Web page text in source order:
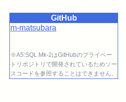
GitHub
m-matsubara
※A5:SQL Mk-2はGitHubのプライベー
トリポジトリで開発されているためソー
スコードを参照することはできません。